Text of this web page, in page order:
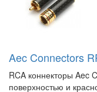
Aec Connectors
RCA коннекторы Aec
поверхностью и